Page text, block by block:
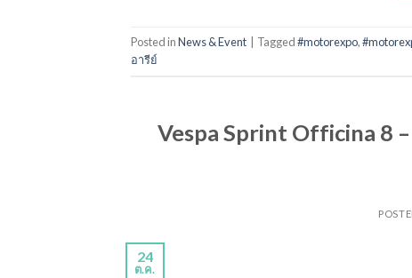
Posted inNews & Event Tagged#motorexpo,
อารีย์
Vespa Sprint Officina
24
ต.ค.